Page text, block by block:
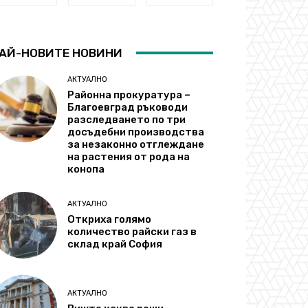
НОВИТЕ НОВИНИ
АКТУАЛНО
Районна прокуратура –
Благоевград ръководи
разследването по три
досъдебни производства
за незаконно отглеждане
на растения от рода на
конопа
АКТУАЛНО
Откриха голямо
количество райски газ в
склад край София
АКТУАЛНО